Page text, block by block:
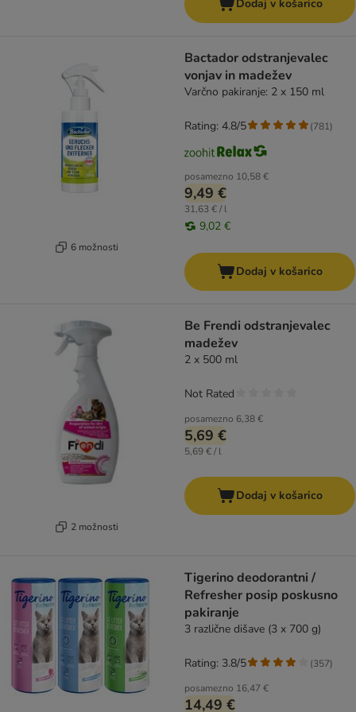
Dodaj v košarico
6 možnosti
Bactador odstranjevalec
vonjav in madežev
Varčno pakiranje: 2 x 150 ml
posamezno 10,58 €
9,49 €
31,63 € / l
9,02 €
Rating: 4.8/5 (781)
Dodaj v košarico
2 možnosti
Be Frendi odstranjevalec
madežev
2 x 500 ml
posamezno 6,38 €
5,69 €
5,69 € / l
Not Rated
Dodaj v košarico
Tigerino deodorantni /
Refresher posip poskusno
pakiranje
3 različne dišave (3 x 700 g)
posamezno 16,47 €
14,49 €
Rating: 3.8/5 (357)